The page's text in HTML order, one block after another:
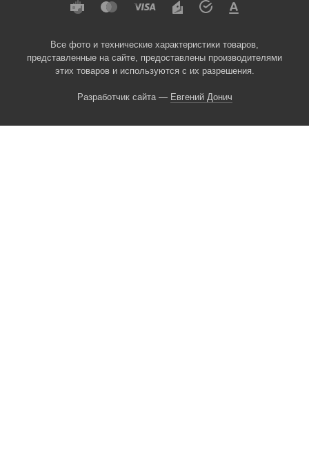
Все фото и технические характеристики товаров,
представленные на сайте, предоставлены производителями
этих товаров и используются с их разрешения.
Разработчик сайта — Евгений Донич